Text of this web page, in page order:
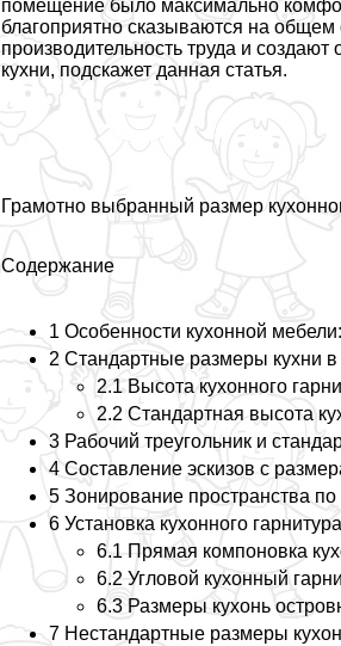
помещение было максимально
благоприятно сказываются на
производительность труда и
кухни, подскажет данная статья.
Грамотно выбранный размер
Содержание
1 Особенности кухонной
2 Стандартные размеры кухни в
2.1 Высота кухонного
2.2 Стандартная высота
3 Рабочий треугольник и
4 Составление эскизов с
5 Зонирование прострaнcтва
6 Установка кухонного
6.1 Прямая компоновка
6.2 Угловой кухонный
6.3 Размеры кухонь
7 Нестандартные размеры